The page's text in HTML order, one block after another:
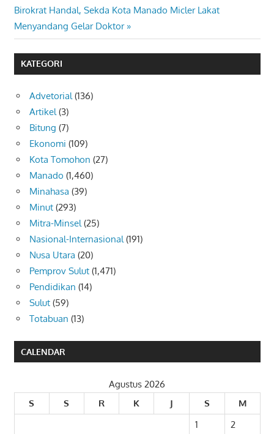
pos
Next
Post:
Birokrat Handal, Sekda Kota Manado Micler Lakat
Menyandang Gelar Doktor
KATEGORI
Advetorial(136)
Artikel(3)
Bitung (7)
Ekonomi (109)
Kota Tomohon (27)
Manado (1,460)
Minahasa (39)
Minut (293)
Mitra-Minsel(25)
Nasional-Internasional(191)
Nusa Utara (20)
Pemprov Sulut (1,471)
Pendidikan (14)
Sulut (59)
Totabuan (13)
CALENDAR
Agustus 2026
S
S R K J S
M
1
2